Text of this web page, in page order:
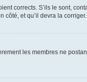
corrects. S’ils le sont,
côté, et qu’il devra la corriger.
les membres ne